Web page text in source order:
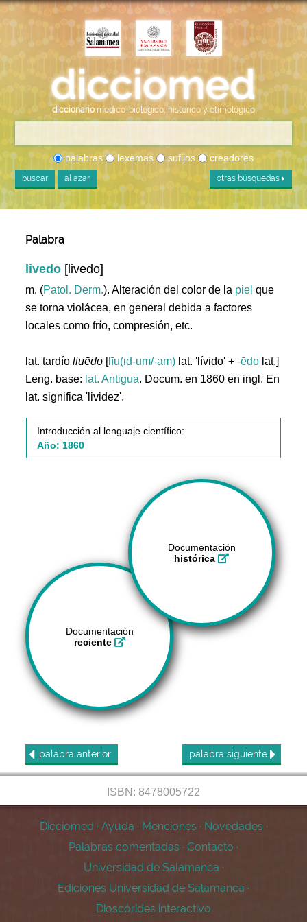
diccionario médico-biológico, histórico y etimológico
palabras lexemas sufijos creadores
buscar al azar otras búsquedas
Palabra
livedo [livedo]
m. (Patol. Derm.). Alteración del color de la piel que
se torna violácea, en general debida a factores
locales como frío, compresión, etc.
lat. tardíoliuēdo [līu(id-um/-am) lat. 'lívido' +-ēdo lat.]
Leng. base: lat. Antigua. Docum. en 1860 en ingl. En
lat. significa 'lividez'.
Introducción al lenguaje científico:
Año: 1860
Documentación
histórica
Documentación
reciente
palabra anterior palabra siguiente
ISBN: 8478005722
Dicciomed · Ayuda · Menciones · Novedades ·
Palabras comentadas · Contacto ·
Universidad de Salamanca ·
Ediciones Universidad de Salamanca ·
Dioscórides interactivo